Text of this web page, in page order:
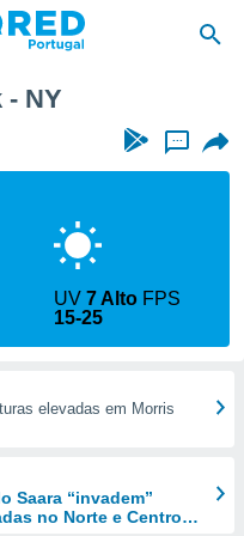
- NY
...
UV7 Alto FPS
15-25
elevadas em Morris
Saara “invadem”
no Norte e Centro